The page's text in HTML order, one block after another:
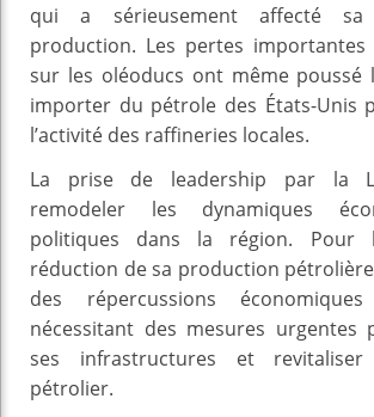
qui a sérieusement affecté
production. Les pertes importantes
sur les oléoducs ont même poussé
importer du pétrole des États-Unis
l’activité des raffineries locales.
La prise de leadership par la
remodeler les dynamiques
politiques dans la région. Pour
réduction de sa production
des répercussions
nécessitant des mesures urgentes
ses infrastructures et
pétrolier.